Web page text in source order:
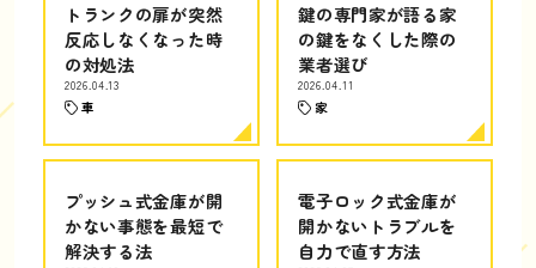
トランクの扉が突然
反応しなくなった時
の対処法
2026.04.13
車
鍵の専門家が語る家
の鍵をなくした際の
業者選び
2026.04.11
家
プッシュ式金庫が開
かない事態を最短で
解決する法
電子ロック式金庫が
開かないトラブルを
自力で直す方法